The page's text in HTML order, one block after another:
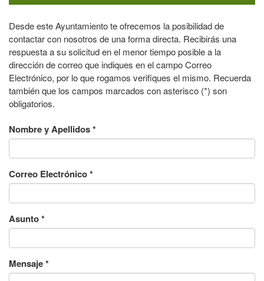
Desde este Ayuntamiento te ofrecemos la posibilidad de
contactar con nosotros de una forma directa. Recibirás una
respuesta a su solicitud en el menor tiempo posible a la
dirección de correo que indiques en el campo Correo
Electrónico, por lo que rogamos verifiques el mismo. Recuerda
también que los campos marcados con asterisco (*) son
obligatorios.
Nombre y Apellidos*
Correo Electrónico*
Asunto*
Mensaje*